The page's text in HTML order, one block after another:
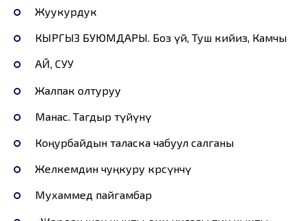
Жуукурдук
КЫРГЫЗ БУЮМДАРЫ. Боз үй, Туш кийиз, Камчы
АЙ, СУУ
Жалпак олтуруу
Манас. Тагдыр түйүнү
Коңурбайдын таласка чабуул салганы
Желкемдин чуңкуру көрсүнчү
Мухаммед пайгамбар